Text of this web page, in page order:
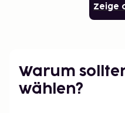
Zeige
Warum
wählen?